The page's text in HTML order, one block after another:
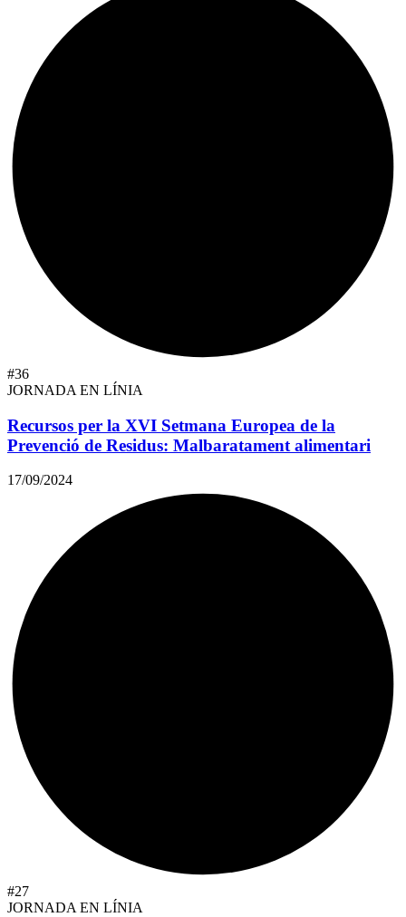
#36
JORNADA EN LÍNIA
Recursos per la XVI Setmana Europea de la
Prevenció de Residus: Malbaratament alimentari
17/09/2024
#27
JORNADA EN LÍNIA